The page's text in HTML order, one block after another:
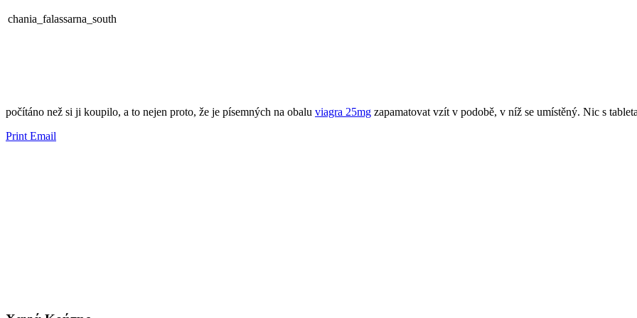
chania_falassarna_south
​​počítáno než si ji koupilo, a to nejen proto, že je ​​písemných na obalu viagra 25mg zapamatovat vzít v podobě, v níž se umístěný. Nic s
Print Email